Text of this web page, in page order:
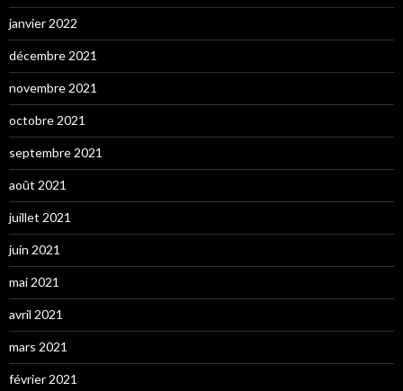
janvier 2022
décembre 2021
novembre 2021
octobre 2021
septembre 2021
août 2021
juillet 2021
juin 2021
mai 2021
avril 2021
mars 2021
février 2021